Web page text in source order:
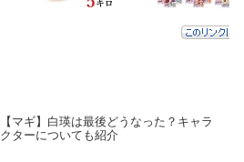
【マギ】白瑛は最後どうなった？キャラ
クターについても紹介